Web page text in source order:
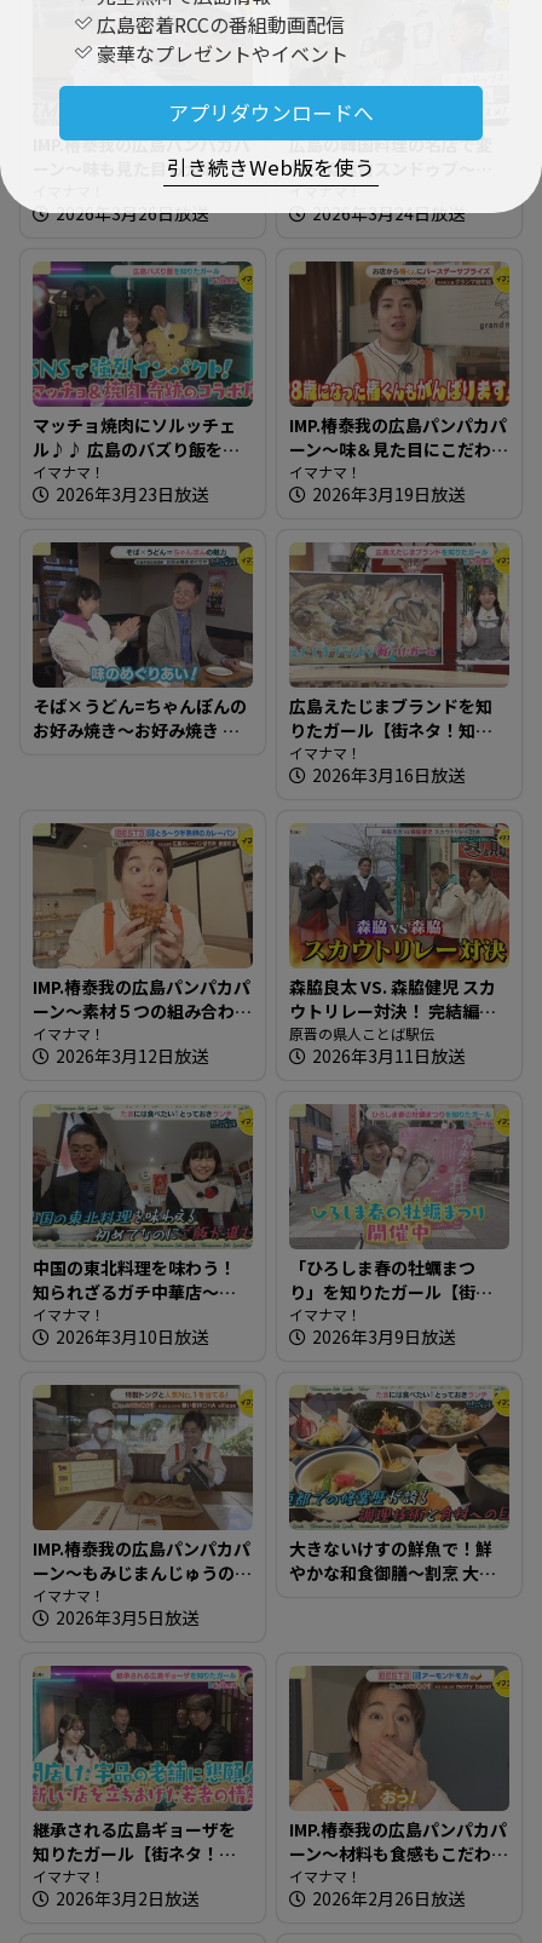
広島密着RCCの番組動画配信
豪華なプレゼントやイベント
アプリダウンロードへ
引き続きWeb版を使う
IMP.椿泰我の広島パンパカパ
ーン～味も見た目も大満
足！クロワッサン専門店 ＆
椿泰我 IMP.初！始球式に挑
2026年3月26日放送
広島の韓国料理の名店で変
わらぬ極旨スンドゥブ～オ
ンドルバン【たまにはそと
ランチ】
イマナマ！
2026年3月24日放送
マッチョ焼肉にソルッチェ
ル♪♪ 広島のバズり飯を知
りたガール【街ネタ！知り
たガール】
イマナマ！
2026年3月23日放送
IMP.椿泰我の広島パンパカパ
ーン～味＆見た目にこだわ
り！新商品も人気なパン屋
さん
イマナマ！
2026年3月19日放送
そば×うどん=ちゃんぽんの
お好み焼き～お好み焼き め
広島えたじまブランドを知
りたガール【街ネタ！知り
たガール】
イマナマ！
2026年3月16日放送
IMP.椿泰我の広島パンパカパ
ーン～素材５つの組み合わ
せにこだわるカレーパン専
門店
イマナマ！
2026年3月12日放送
森脇良太 VS. 森脇健児 スカ
ウトリレー対決！ 完結編
【県人ことば駅伝】
原晋の県人ことば駅伝
2026年3月11日放送
中国の東北料理を味わう！
知られざるガチ中華店～韓
華 美食屋【たまにはそとラ
ンチ】
イマナマ！
2026年3月10日放送
「ひろしま春の牡蠣まつ
り」を知りたガール【街ネ
タ！知りたガール】
イマナマ！
2026年3月9日放送
IMP.椿泰我の広島パンパカパ
ーン～もみじまんじゅうの
老舗が運営するパン屋さん
へ
イマナマ！
2026年3月5日放送
大きないけすの鮮魚で！鮮
やかな和食御膳～割烹 大学
継承される広島ギョーザを
知りたガール【街ネタ！知
りたガール】
イマナマ！
2026年3月2日放送
IMP.椿泰我の広島パンパカパ
ーン～材料も食感もこだわ
り満点！もちもち生地のベ
ーグル
イマナマ！
2026年2月26日放送